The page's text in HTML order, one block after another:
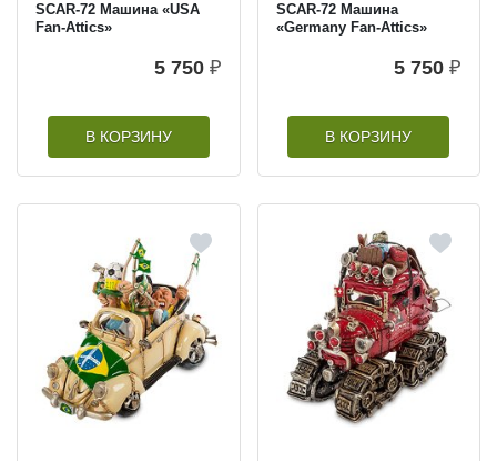
SCAR-72 Машина «USA
Fan-Attics»
5 750 ₽
В КОРЗИНУ
SCAR-72 Машина
«Germany Fan-Attics»
5 750 ₽
В КОРЗИНУ